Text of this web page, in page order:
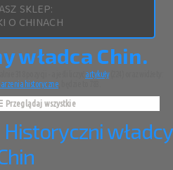
SKLEP:
O CHINACH
władca Chin.
artykuły(224) oraz widżety:
historyczne
Przeglądaj wszystkie
Historyczni władcy